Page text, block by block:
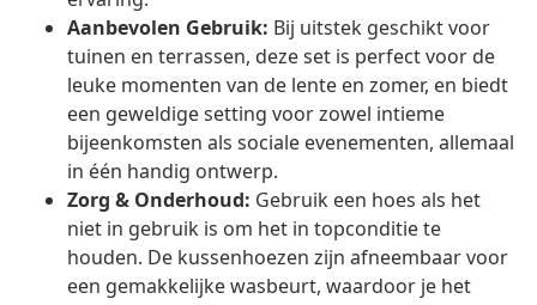
Aanbevolen Gebruik: Bij uitstek geschikt voor
tuinen en terrassen, deze set is perfect voor de
leuke momenten van de lente en zomer, en biedt
een geweldige setting voor zowel intieme
bijeenkomsten als sociale evenementen, allemaal
in één handig ontwerp.
Zorg & Onderhoud: Gebruik een hoes als het
niet in gebruik is om het in topconditie te
houden. De kussenhoezen zijn afneembaar voor
een gemakkelijke wasbeurt, waardoor je het